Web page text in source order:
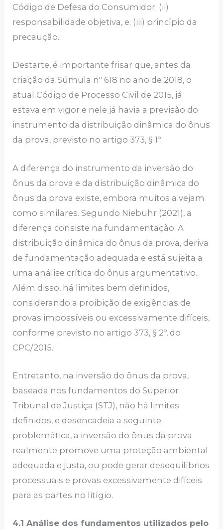
Código de Defesa do Consumidor; (ii)
responsabilidade objetiva, e; (iii) princípio da
precaução.
Destarte, é importante frisar que, antes da
criação da Súmula nº 618 no ano de 2018, o
atual Código de Processo Civil de 2015, já
estava em vigor e nele já havia a previsão do
instrumento da distribuição dinâmica do ônus
da prova, previsto no artigo 373, § 1º.
A diferença do instrumento da inversão do
ônus da prova e da distribuição dinâmica do
ônus da prova existe, embora muitos a vejam
como similares. Segundo Niebuhr (2021), a
diferença consiste na fundamentação. A
distribuição dinâmica do ônus da prova, deriva
de fundamentação adequada e está sujeita a
uma análise crítica do ônus argumentativo.
Além disso, há limites bem definidos,
considerando a proibição de exigências de
provas impossíveis ou excessivamente difíceis,
conforme previsto no artigo 373, § 2º, do
CPC/2015.
Entretanto, na inversão do ônus da prova,
baseada nos fundamentos do Superior
Tribunal de Justiça (STJ), não há limites
definidos, e desencadeia a seguinte
problemática, a inversão do ônus da prova
realmente promove uma proteção ambiental
adequada e justa, ou pode gerar desequilíbrios
processuais e provas excessivamente difíceis
para as partes no litígio.
4.1 Análise dos fundamentos utilizados pelo